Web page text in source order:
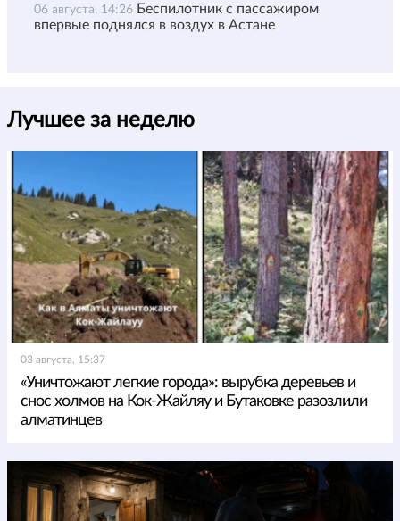
06 августа, 14:26 Беспилотник с пассажиром
впервые поднялся в воздух в Астане
Лучшее за неделю
03 августа, 15:37
«Уничтожают легкие города»: вырубка деревьев и
снос холмов на Кок-Жайляу и Бутаковке разозлили
алматинцев